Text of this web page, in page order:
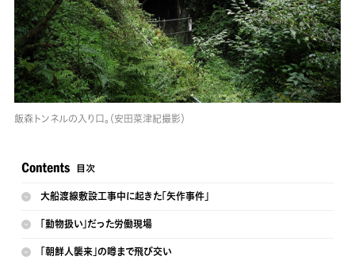
飯森トンネルの入り口。（安田菜津紀撮影）
大船渡線敷設工事中に起きた「矢作事件」
「動物扱い」だった労働現場
「朝鮮人襲来」の噂まで飛び交い